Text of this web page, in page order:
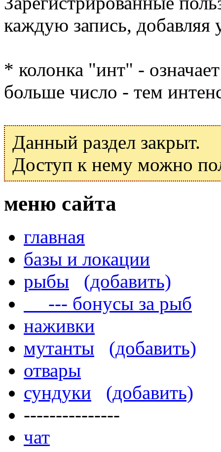
каждую запись, добавляя
* колонка "инт" -
больше число - тем
Данный раздел закрыт.
Доступ к нему можно
меню сайта
главная
базы и локации
рыбы
(добавить)
--- бонусы за рыб
наживки
мутанты
(добавить)
отвары
сундуки
(добавить)
---------------
чат